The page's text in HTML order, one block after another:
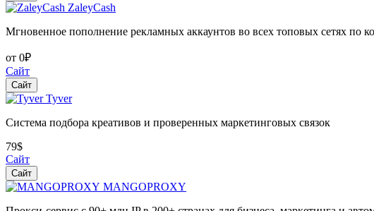
ZaleyCash
Мгновенное пополнение рекламных аккаунтов во всех топовых сетях по
от 0₽
Сайт
Сайт
Tyver
Система подбора креативов и проверенных маркетинговых связок
79$
Сайт
Сайт
MANGOPROXY